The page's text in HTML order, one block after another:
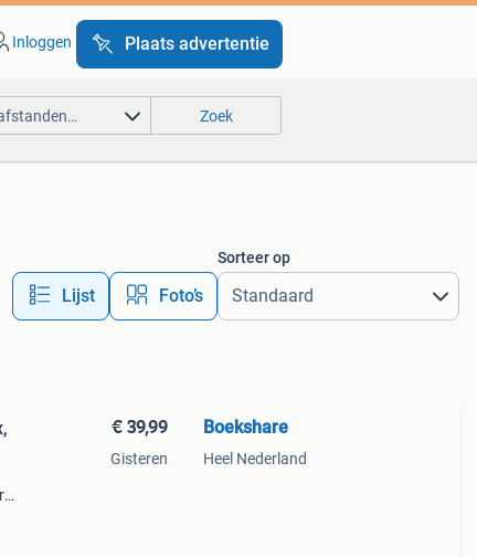
Inloggen Plaats advertentie
Zoek
Lijst Foto’s
Sorteer op
€ 39,99
Gisteren
Boekshare
Heel Nederland